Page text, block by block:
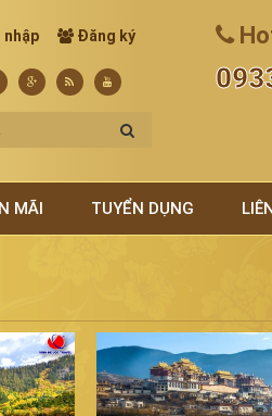
nhập Đăng ký
MÃI TUYỂN DỤNG